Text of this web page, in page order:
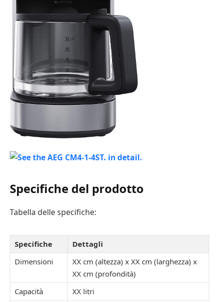
Specifiche del prodotto
Tabella delle specifiche:
Specifiche
Dettagli
Dimensioni
XX cm (altezza) x XX cm (larghezza) x
XX cm (profondità)
Capacità
XX litri